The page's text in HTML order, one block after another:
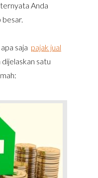
Anda
besar.
saja pajak jual
dijelaskan satu